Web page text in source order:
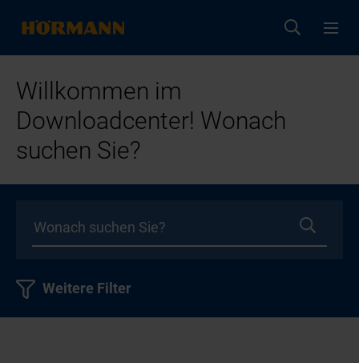
Willkommen im
Downloadcenter! Wonach
suchen Sie?
Weitere Filter